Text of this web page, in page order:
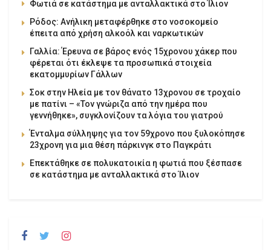
Φωτιά σε κατάστημα με ανταλλακτικά στο Ίλιον
Ρόδος: Ανήλικη μεταφέρθηκε στο νοσοκομείο
έπειτα από χρήση αλκοόλ και ναρκωτικών
Γαλλία: Έρευνα σε βάρος ενός 15χρονου χάκερ που
φέρεται ότι έκλεψε τα προσωπικά στοιχεία
εκατομμυρίων Γάλλων
Σοκ στην Ηλεία με τον θάνατο 13χρονου σε τροχαίο
με πατίνι – «Τον γνώριζα από την ημέρα που
γεννήθηκε», συγκλονίζουν τα λόγια του γιατρού
Ένταλμα σύλληψης για τον 59χρονο που ξυλοκόπησε
23χρονη για μια θέση πάρκινγκ στο Παγκράτι
Επεκτάθηκε σε πολυκατοικία η φωτιά που ξέσπασε
σε κατάστημα με ανταλλακτικά στο Ίλιον